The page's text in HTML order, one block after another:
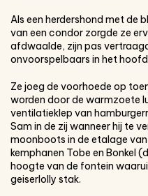
Als een herdershond met de
van een condor zorgde ze
afdwaalde, zijn pas
onvoorspelbaars in het
Ze joeg de voorhoede op
worden door de warmzoete
ventilatieklep van
Sam in de zij wanneer hij te
moonboots in de etalage
kemphanen Tobe en Bonkel
hoogte van de fontein
geiserlolly stak.